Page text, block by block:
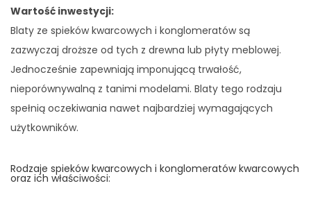
Wartość inwestycji:
Blaty ze spieków kwarcowych i konglomeratów są
zazwyczaj droższe od tych z drewna lub płyty meblowej.
Jednocześnie zapewniają imponującą trwałość,
nieporównywalną z tanimi modelami. Blaty tego rodzaju
spełnią oczekiwania nawet najbardziej wymagających
użytkowników.
Rodzaje spieków kwarcowych i konglomeratów kwarcowych
oraz ich właściwości: